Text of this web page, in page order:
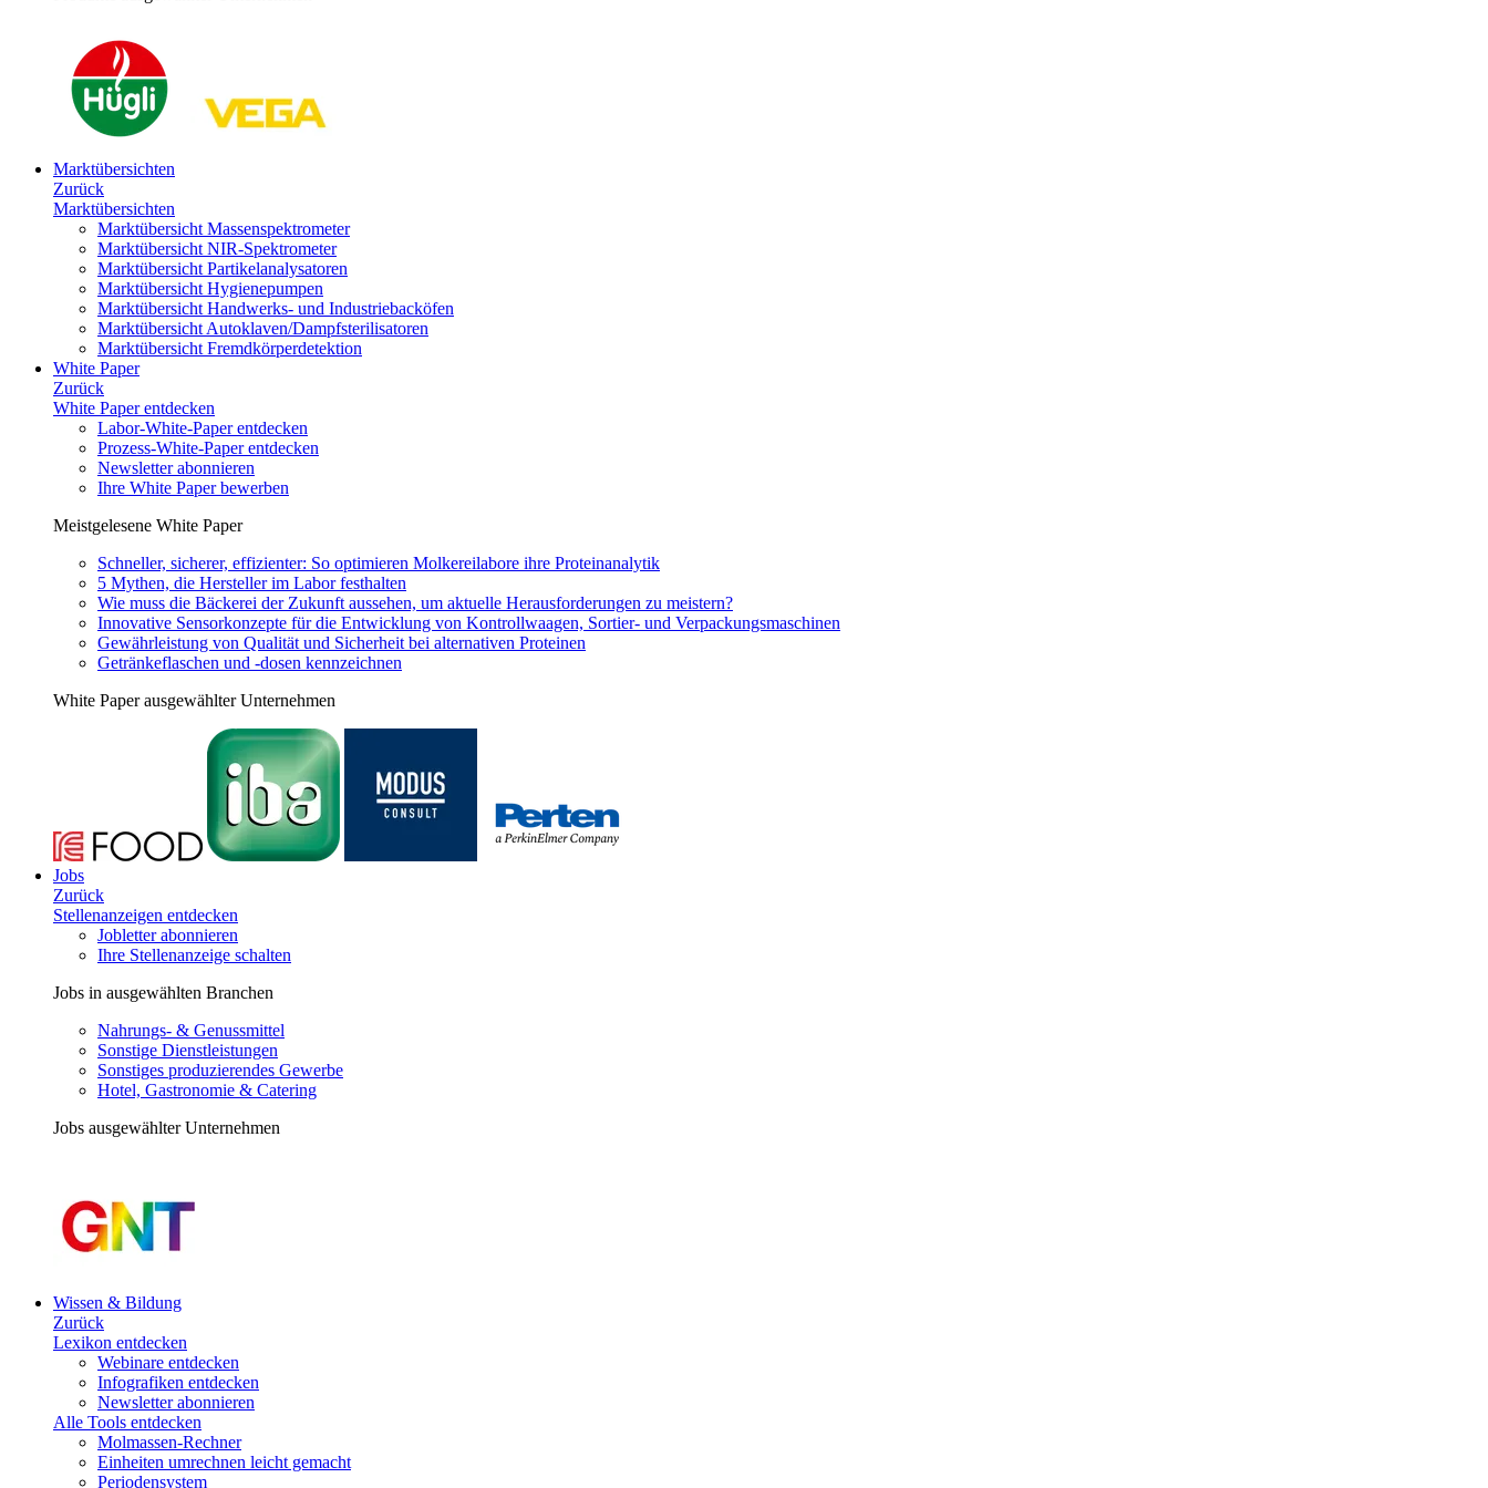
Marktübersichten
Zurück
Marktübersichten
Marktübersicht Massenspektrometer
Marktübersicht NIR-Spektrometer
Marktübersicht Partikelanalysatoren
Marktübersicht Hygienepumpen
Marktübersicht Handwerks- und Industriebacköfen
Marktübersicht Autoklaven/Dampfsterilisatoren
Marktübersicht Fremdkörperdetektion
White Paper
Zurück
White Paper entdecken
Labor-White-Paper entdecken
Prozess-White-Paper entdecken
Newsletter abonnieren
Ihre White Paper bewerben
Meistgelesene White Paper
Schneller, sicherer, effizienter: So optimieren Molkereilabore ihre Proteinanalytik
5 Mythen, die Hersteller im Labor festhalten
Wie muss die Bäckerei der Zukunft aussehen, um aktuelle Herausforderungen zu meistern?
Innovative Sensorkonzepte für die Entwicklung von Kontrollwaagen, Sortier- und Verpackungsmaschinen
Gewährleistung von Qualität und Sicherheit bei alternativen Proteinen
Getränkeflaschen und -dosen kennzeichnen
White Paper ausgewählter Unternehmen
Jobs
Zurück
Stellenanzeigen entdecken
Jobletter abonnieren
Ihre Stellenanzeige schalten
Jobs in ausgewählten Branchen
Nahrungs- & Genussmittel
Sonstige Dienstleistungen
Sonstiges produzierendes Gewerbe
Hotel, Gastronomie & Catering
Jobs ausgewählter Unternehmen
Wissen & Bildung
Zurück
Lexikon entdecken
Webinare entdecken
Infografiken entdecken
Newsletter abonnieren
Alle Tools entdecken
Molmassen-Rechner
Einheiten umrechnen leicht gemacht
Periodensystem